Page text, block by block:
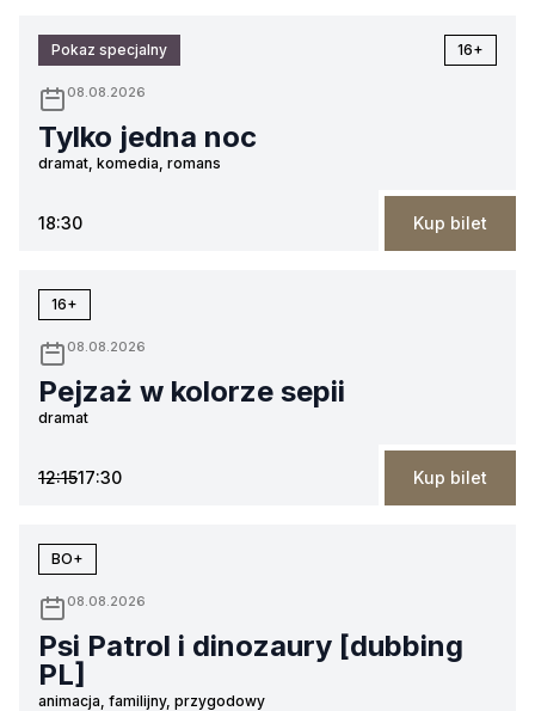
Pokaz specjalny 16+
08.08.2026
Tylko jedna noc
dramat, komedia, romans
18:30 Kup bilet
16+
08.08.2026
Pejzaż w kolorze sepii
dramat
12:1517:30 Kup bilet
BO+
08.08.2026
Psi Patrol i dinozaury [dubbing
PL]
animacja, familijny, przygodowy